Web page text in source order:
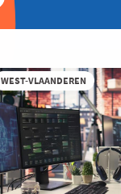
WEST-VLAANDEREN